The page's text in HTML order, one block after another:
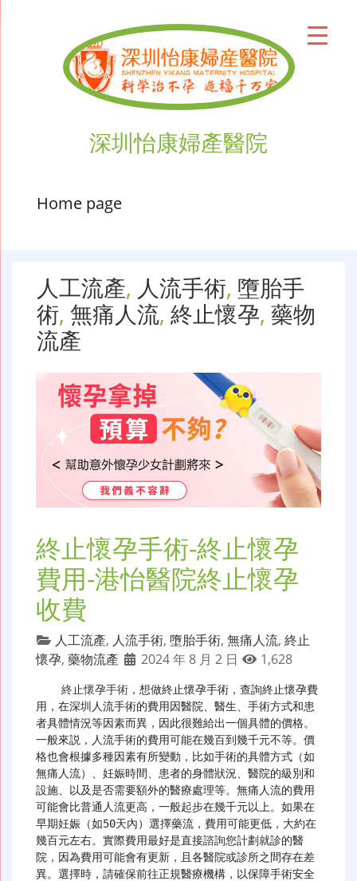
深圳怡康婦產醫院
Home page
人工流產, 人流手術, 墮胎手
術, 無痛人流, 終止懷孕, 藥物
流產
終止懷孕手術-終止懷孕
費用-港怡醫院終止懷孕
收費
人工流產, 人流手術, 墮胎手術, 無痛人流, 終止
懷孕, 藥物流產 2024 年 8 月 2 日 1,628
終止懷孕手術 ，想做終止懷孕手術，查詢終止懷孕費
用，在深圳人流手術的費用因醫院、醫生、手術方式和患
者具體情況等因素而異，因此很難給出一個具體的價格。
一般來説，人流手術的費用可能在幾百到幾千元不等。價
格也會根據多種因素有所變動，比如手術的具體方式（如
無痛人流）、妊娠時間、患者的身體狀況、醫院的級別和
設施、以及是否需要額外的醫療處理等。無痛人流的費用
可能會比普通人流更高，一般起步在幾千元以上。如果在
早期妊娠（如50天內）選擇藥流，費用可能更低，大約在
幾百元左右。實際費用最好是直接諮詢您計劃就診的醫
院，因為費用可能會有更新，且各醫院或診所之間存在差
異。選擇時，請確保前往正規醫療機構，以保障手術安全